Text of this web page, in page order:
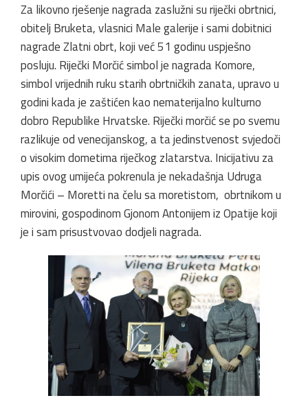
Za likovno rješenje nagrada zaslužni su riječki obrtnici,
obitelj Bruketa, vlasnici Male galerije i sami dobitnici
nagrade Zlatni obrt, koji već 51 godinu uspješno
posluju. Riječki Morčić simbol je nagrada Komore,
simbol vrijednih ruku starih obrtničkih zanata, upravo u
godini kada je zaštićen kao nematerijalno kulturno
dobro Republike Hrvatske. Riječki morčić se po svemu
razlikuje od venecijanskog, a ta jedinstvenost svjedoči
o visokim dometima riječkog zlatarstva. Inicijativu za
upis ovog umijeća pokrenula je nekadašnja Udruga
Morčići – Moretti na čelu sa moretistom, obrtnikom u
mirovini, gospodinom Gjonom Antonijem iz Opatije koji
je i sam prisustvovao dodjeli nagrada.